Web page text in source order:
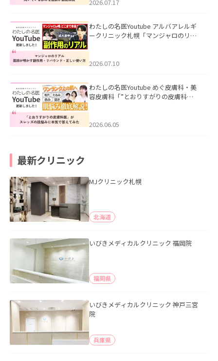
した。
2026.07.17
わたしの名医Youtube アルバアレルギ
ークリニック札幌「マンジャロのリア
た。
2026.07.10
わたしの名医Youtube めぐ皮膚科・美
容皮膚科「”とおりすがりの皮膚科
2026.06.05
最新クリニック
MJクリニック札幌
北海道
いびきメディカルクリニック 福岡院
福岡県
いびきメディカルクリニック 神戸三宮
院
兵庫県